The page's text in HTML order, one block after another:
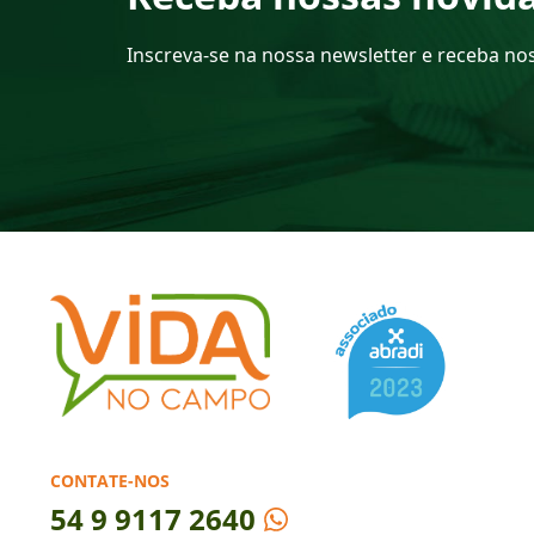
Inscreva-se na nossa newsletter e receba
CONTATE-NOS
549 9117 2640